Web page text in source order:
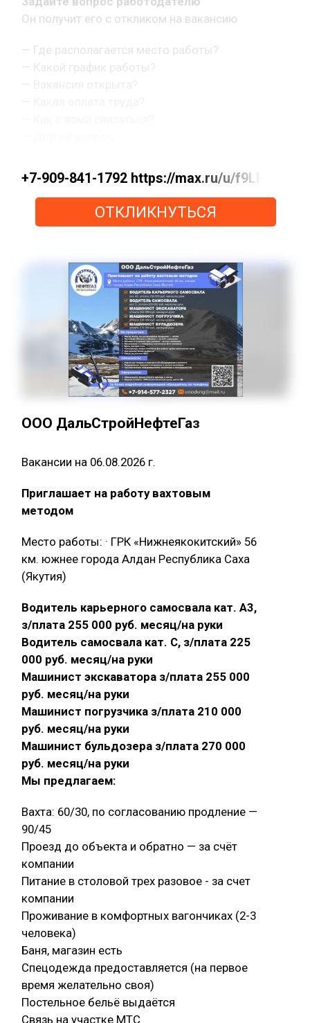
Он получит его с откликом на вакансию
— Где располагается место работы?
— Какой график работы?
+7-909-841-1792 https://max.ru/u/
ОТКЛИКНУТЬСЯ
ООО ДальСтройНефтеГаз
Вакансии на 06.08.2026 г.
Приглашает на работу вахтовым
методом
Место работы: · ГРК «Нижнеякокитский» 56
км. южнее города Алдан Республика Саха
(Якутия)
Водитель карьерного самосвала кат. А3,
з/плата 255 000 руб. месяц/на руки
Водитель самосвала кат. С, з/плата 225
000 руб. месяц/на руки
Машинист экскаватора з/плата 255 000
руб. месяц/на руки
Машинист погрузчика з/плата 210 000
руб. месяц/на руки
Машинист бульдозера з/плата 270 000
руб. месяц/на руки
Мы предлагаем:
Вахта: 60/30, по согласованию продление —
90/45
Проезд до объекта и обратно — за счёт
компании
Питание в столовой трех разовое - за счет
компании
Проживание в комфортных вагончиках (2-3
человека)
Баня, магазин есть
Спецодежда предоставляется (на первое
время желательно своя)
Постельное бельё выдаётся
Связь на участке МТС